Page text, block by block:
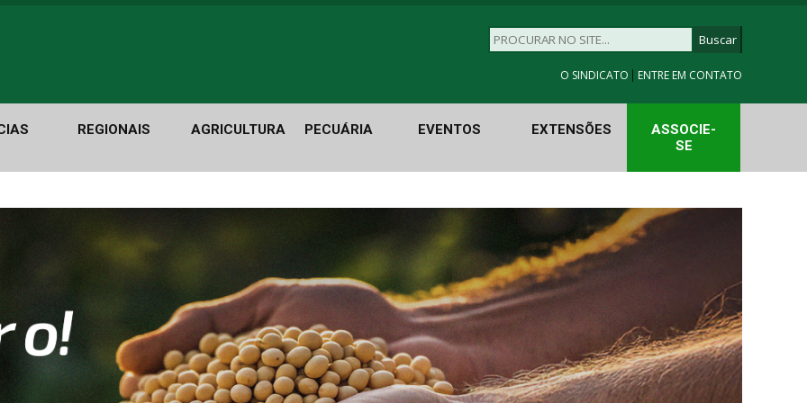
O SINDICATO | ENTRE EM CONTATO
REGIONAIS AGRICULTURA PECUÁRIA EVENTOS EXTENSÕES
ASSOCIE-
SE